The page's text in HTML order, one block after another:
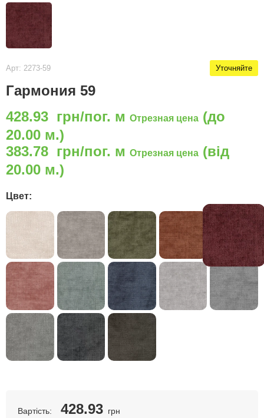
Арт: 2273-59 Уточняйте
Гармония 59
428.93 грн/пог. м Отрезная цена (до
20.00 м.)
383.78 грн/пог. м Отрезная цена (від
20.00 м.)
Цвет:
Вартість: 428.93 грн